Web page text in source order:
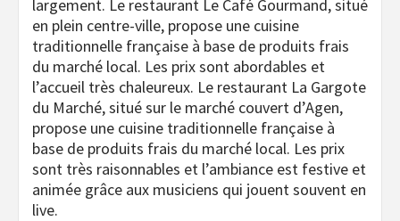
largement. Le restaurant Le Café Gourmand, situé
en plein centre-ville, propose une cuisine
traditionnelle française à base de produits frais
du marché local. Les prix sont abordables et
l’accueil très chaleureux. Le restaurant La Gargote
du Marché, situé sur le marché couvert d’Agen,
propose une cuisine traditionnelle française à
base de produits frais du marché local. Les prix
sont très raisonnables et l’ambiance est festive et
animée grâce aux musiciens qui jouent souvent en
live.